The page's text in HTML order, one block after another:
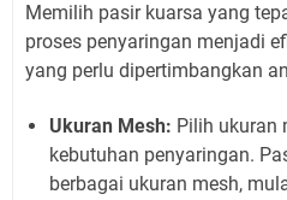
Memilih pasir kuarsa yang
proses penyaringan menjadi
yang perlu dipertimbangkan
Ukuran Mesh: Pilih ukuran
kebutuhan penyaringan.
berbagai ukuran mesh,